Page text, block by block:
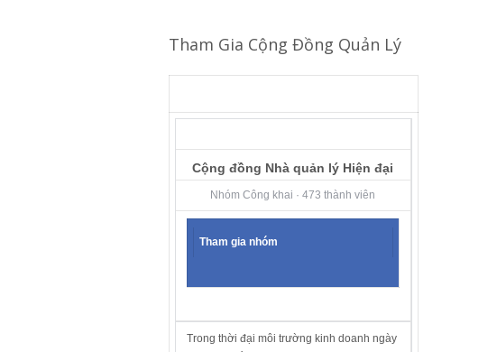
Tham Gia Cộng Đồng Quản Lý
Cộng đồng Nhà quản lý Hiện đại
Nhóm Công khai · 473 thành viên
Tham gia nhóm
Trong thời đại môi trường kinh doanh ngày